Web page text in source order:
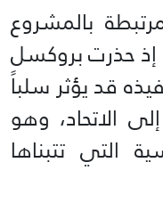
بالمشروع
إذ حذرت بروكسل
قد يؤثر سلباً
الاتحاد، وهو
التي تتبناها